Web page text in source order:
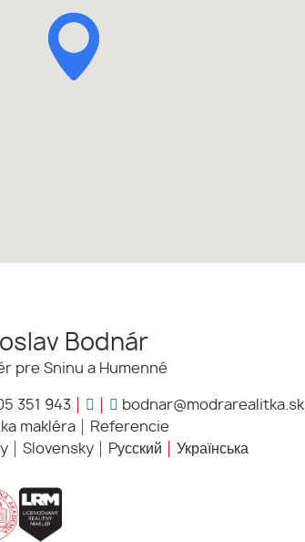
Bodnár
pre Sninu a Humenné
351 943
bodnar@modrarealitka.sk
makléra
Referencie
Slovensky Pусский Українська